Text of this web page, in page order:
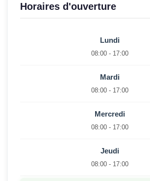
Horaires d'ouverture
Lundi
08:00 - 17:00
Mardi
08:00 - 17:00
Mercredi
08:00 - 17:00
Jeudi
08:00 - 17:00